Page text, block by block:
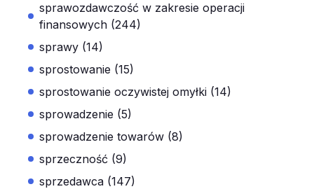
sprawozdawczość w zakresie operacji
finansowych (244)
sprawy (14)
sprostowanie (15)
sprostowanie oczywistej omyłki (14)
sprowadzenie (5)
sprowadzenie towarów (8)
sprzeczność (9)
sprzedawca (147)